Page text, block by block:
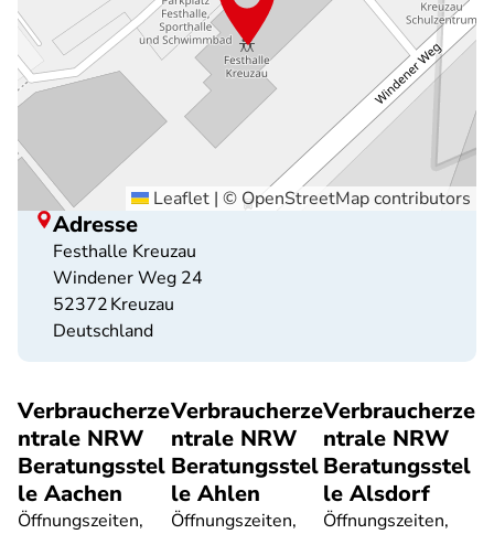
Leaflet | © OpenStreetMapcontributors
Adresse
Festhalle Kreuzau
Windener Weg 24
52372Kreuzau
Deutschland
Verbraucherze
ntrale NRW
Beratungsstel
le Aachen
Öffnungszeiten,
Verbraucherze
ntrale NRW
Beratungsstel
le Ahlen
Öffnungszeiten,
Verbraucherze
ntrale NRW
Beratungsstel
le Alsdorf
Öffnungszeiten,